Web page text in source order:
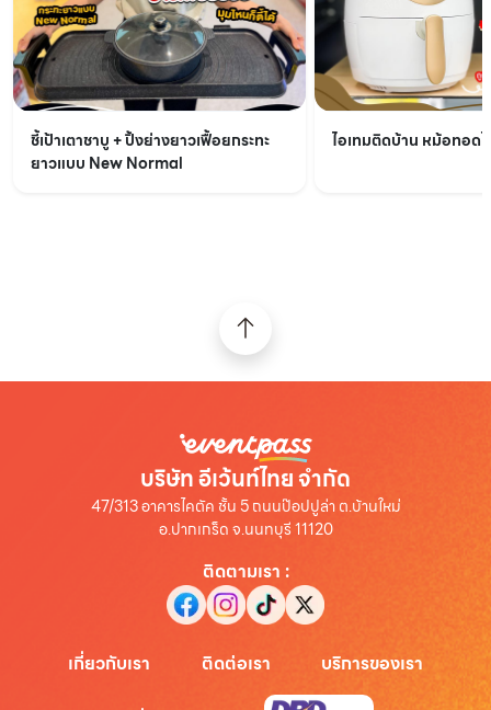
ชี้เป้าเตาชาบู + ปิ้งย่างยาวเฟื้อยกระทะ
ยาวแบบ New Normal
ไอเทมติดบ้าน หม้อทอด
บริษัท อีเว้นท์ไทย จำกัด
47/313 อาคารไคตัค ชั้น 5 ถนนป๊อปปูล่า ต.บ้านใหม่
อ.ปากเกร็ด จ.นนทบุรี 11120
ติดตามเรา :
เกี่ยวกับเรา ติดต่อเรา บริการของเรา